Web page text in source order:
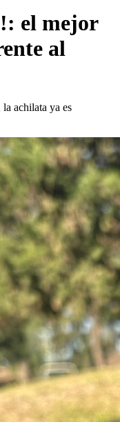
el mejor
al
achilata ya es